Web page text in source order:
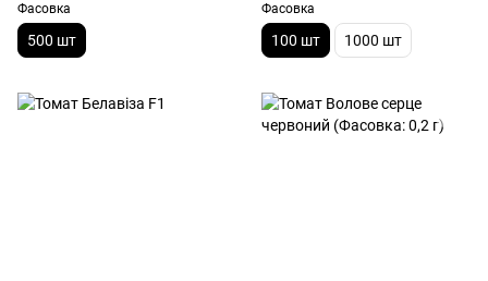
Фасовка
500 шт
Фасовка
100 шт 1000 шт